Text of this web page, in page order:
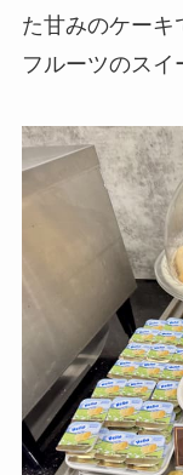
た甘みのケーキ
フルーツのスイ